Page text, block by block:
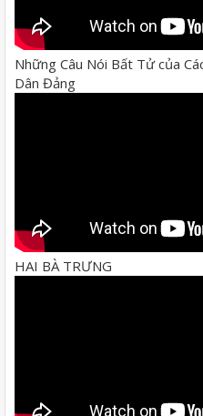
Những Câu Nói Bất Tử của
Dân Đảng
HAI BÀ TRƯNG